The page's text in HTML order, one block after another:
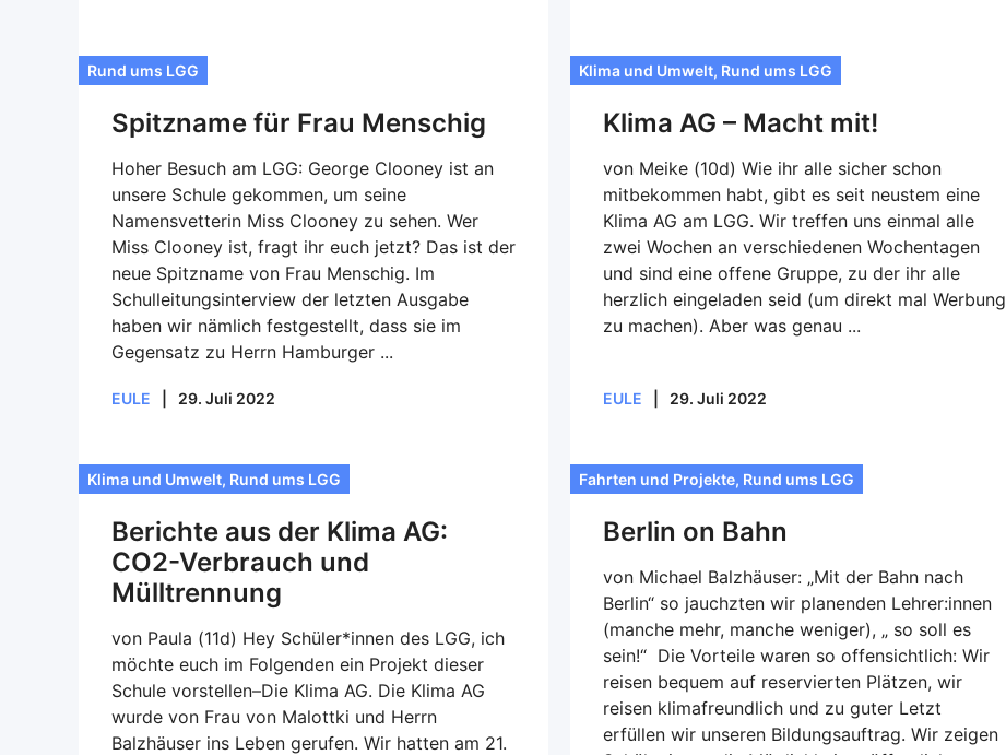
Rund ums LGG
Spitzname für Frau Menschig
Hoher Besuch am LGG: George Clooney ist an
unsere Schule gekommen, um seine
Namensvetterin Miss Clooney zu sehen. Wer
Miss Clooney ist, fragt ihr euch jetzt? Das ist der
neue Spitzname von Frau Menschig. Im
Schulleitungsinterview der letzten Ausgabe
haben wir nämlich festgestellt, dass sie im
Gegensatz zu Herrn Hamburger ...
EULE 29. Juli 2022
Klima und Umwelt, Rund ums LGG
Klima AG – Macht mit!
von Meike (10d) Wie ihr alle sicher schon
mitbekommen habt, gibt es seit neustem eine
Klima AG am LGG. Wir treffen uns einmal alle
zwei Wochen an verschiedenen Wochentagen
und sind eine offene Gruppe, zu der ihr alle
herzlich eingeladen seid (um direkt mal Werbung
zu machen). Aber was genau ...
EULE 29. Juli 2022
Klima und Umwelt, Rund ums LGG
Berichte aus der Klima AG:
CO2-Verbrauch und
Mülltrennung
von Paula (11d) Hey Schüler*innen des LGG, ich
möchte euch im Folgenden ein Projekt dieser
Schule vorstellen–Die Klima AG. Die Klima AG
wurde von Frau von Malottki und Herrn
Balzhäuser ins Leben gerufen. Wir hatten am 21.
Fahrten und Projekte, Rund ums LGG
Berlin on Bahn
von Michael Balzhäuser: „Mit der Bahn nach
Berlin“ so jauchzten wir planenden Lehrer:innen
(manche mehr, manche weniger), „ so soll es
sein!“ Die Vorteile waren so offensichtlich: Wir
reisen bequem auf reservierten Plätzen, wir
reisen klimafreundlich und zu guter Letzt
erfüllen wir unseren Bildungsauftrag. Wir zeigen